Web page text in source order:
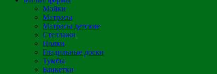
Мойки
Матрасы
Матрасы детские
Стеллажи
Полки
Гладильные доски
Тумбы
Банкетки